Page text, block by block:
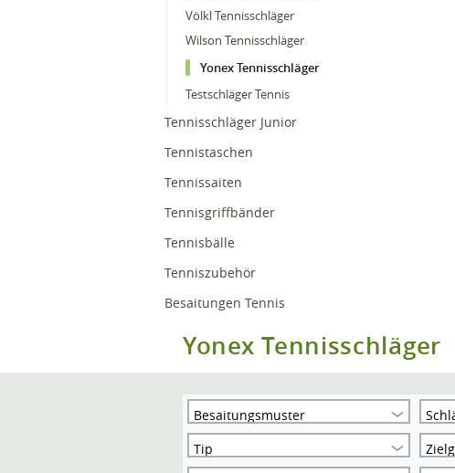
Völkl Tennisschläger
Wilson Tennisschläger
Yonex Tennisschläger
Testschläger Tennis
Tennisschläger Junior
Tennistaschen
Tennissaiten
Tennisgriffbänder
Tennisbälle
Tenniszubehör
Besaitungen Tennis
Yonex Tennisschläger
Besaitungsmuster
Tip